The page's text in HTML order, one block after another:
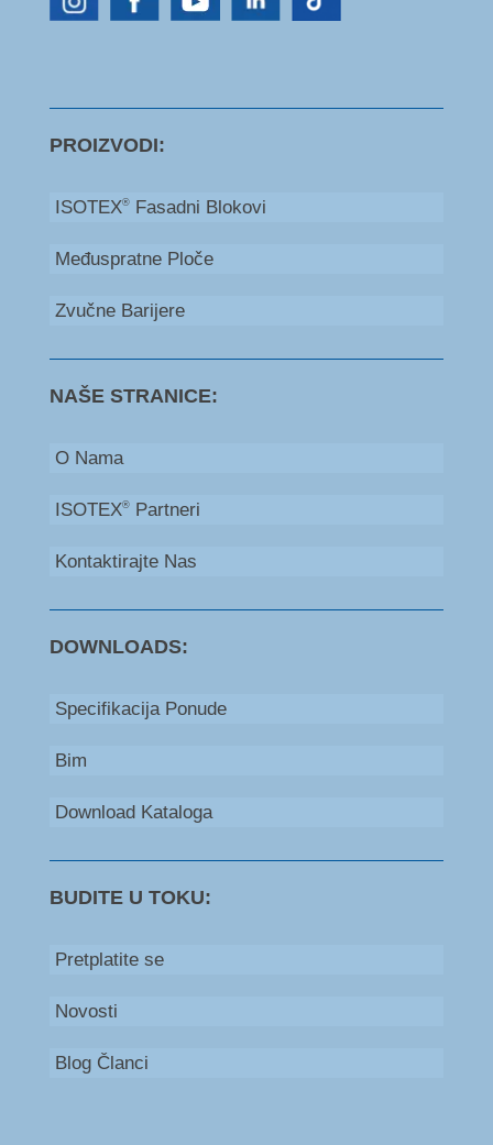
PROIZVODI:
ISOTEX®Fasadni Blokovi
Međuspratne Ploče
Zvučne Barijere
NAŠE STRANICE:
O Nama
ISOTEX®Partneri
Kontaktirajte Nas
DOWNLOADS:
Specifikacija Ponude
Bim
Download Kataloga
BUDITE U TOKU:
Pretplatite se
Novosti
Blog Članci